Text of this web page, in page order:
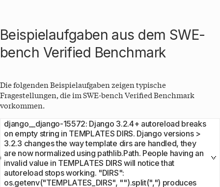
Beispielaufgaben aus dem SWE-
bench Verified Benchmark
Die folgenden Beispielaufgaben zeigen typische
Fragestellungen, die im SWE-bench Verified Benchmark
vorkommen.
django__django-15572: Django 3.2.4+ autoreload breaks
on empty string in TEMPLATES DIRS. Django versions >
3.2.3 changes the way template dirs are handled, they
are now normalized using pathlib.Path. People having an
invalid value in TEMPLATES DIRS will notice that
autoreload stops working. "DIRS":
os.getenv("TEMPLATES_DIRS", "").split(",") produces